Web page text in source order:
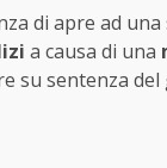
di apre ad
a causa di una
su sentenza del